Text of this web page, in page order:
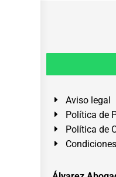
Aviso legal
Política de
Política de